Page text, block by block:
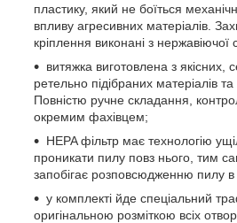
пластику, який не боїться
впливу агресивних матеріалів.
кріплення виконані з нержавіючої
витяжка виготовлена з якісних,
ретельно підібраних матеріалів
Повністю ручне складання,
окремим фахівцем;
НEPA фільтр має технологію
проникати пилу повз нього, тим
запобігає розповсюдженню пилу в
у комплекті йде спеціальний
оригінальною розміткою всіх